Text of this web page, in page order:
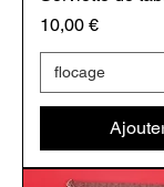
Prix
10,00 €